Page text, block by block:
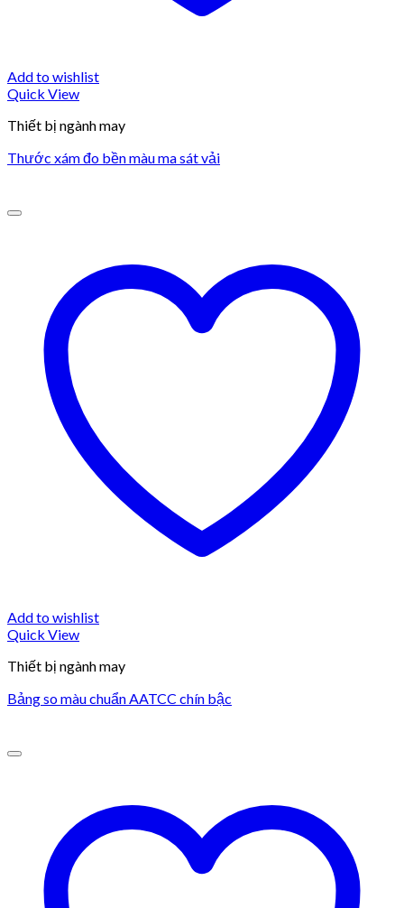
Add to wishlist
Quick View
Thiết bị ngành may
Thước xám đo bền màu ma sát vải
Add to wishlist
Quick View
Thiết bị ngành may
Bảng so màu chuẩn AATCC chín bậc